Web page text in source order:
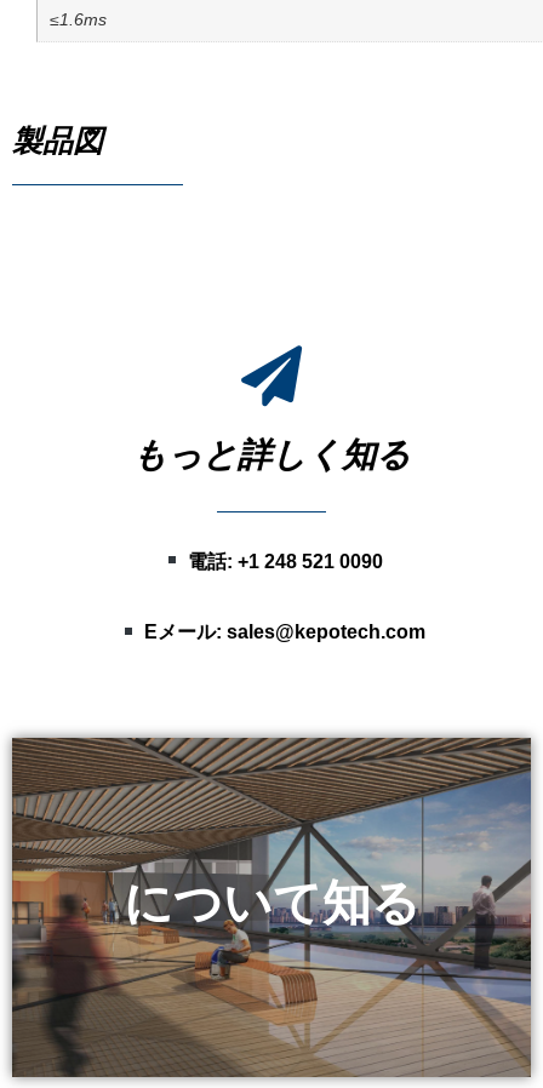
≤1.6ms
製品図
もっと詳しく知る
電話: +1 248 521 0090
Eメール:sales@kepotech.com
について知る
ケポテック